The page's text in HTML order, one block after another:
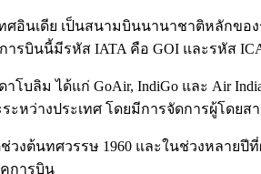
อินเดีย เป็นสนามบินนานาชาติหลักขอ
รบินนี้มีรหัส IATA คือ GOI และรหัส
บลิม ได้แก่ GoAir, IndiGo และ Air
ะหว่างประเทศ โดยมีการจัดการผู้โดย
งต้นทศวรรษ 1960 และในช่วงหลาย
การบิน